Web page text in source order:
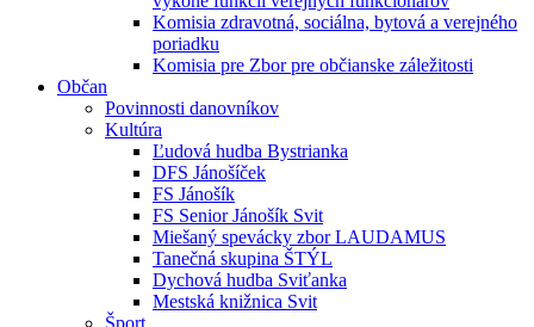
Komisia zdravotná, sociálna, bytová a verejného
poriadku
Komisia pre Zbor pre občianske záležitosti
Občan
Povinnosti danovníkov
Kultúra
Ľudová hudba Bystrianka
DFS Jánošíček
FS Jánošík
FS Senior Jánošík Svit
Miešaný spevácky zbor LAUDAMUS
Tanečná skupina ŠTÝL
Dychová hudba Sviťanka
Mestská knižnica Svit
Šport